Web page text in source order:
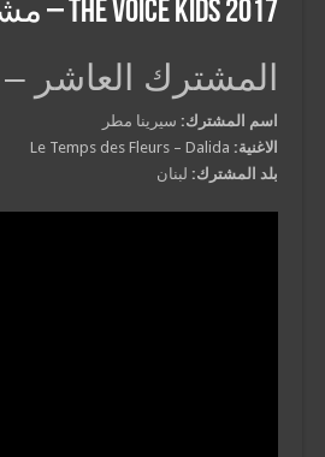
The Voice Kids 2017 – مشاركات فريق كاظم الساهر
المشترك
اسم المشترك: سيرينا مطر
الاغنية:
بلد المشترك: لبنان